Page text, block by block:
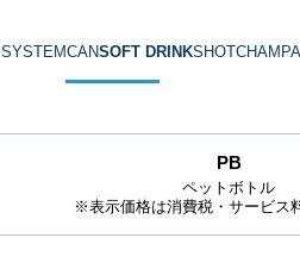
SYSTEMCANSOFT DRINKSHOT
PB
ペットボトル
※表示価格は消費税・サービス